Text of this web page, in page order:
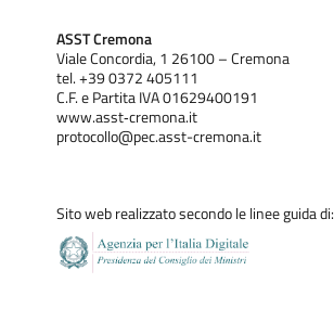
ASST Cremona
Viale Concordia, 1 26100 – Cremona
tel. +39 0372 405111
C.F. e Partita IVA 01629400191
www.asst‐cremona.it
protocollo@pec.asst-cremona.it
Sito web realizzato secondo le linee guida di: